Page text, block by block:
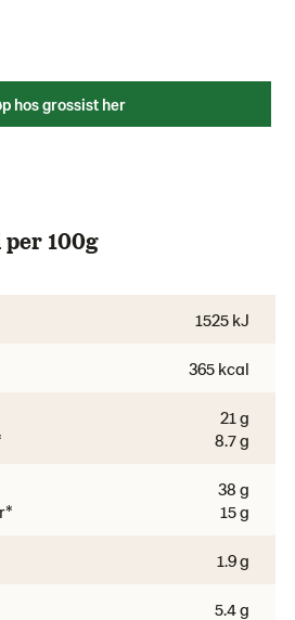
hos grossist her
100g
1525 kJ
365 kcal
21 g
8.7 g
38 g
15 g
1.9 g
5.4 g